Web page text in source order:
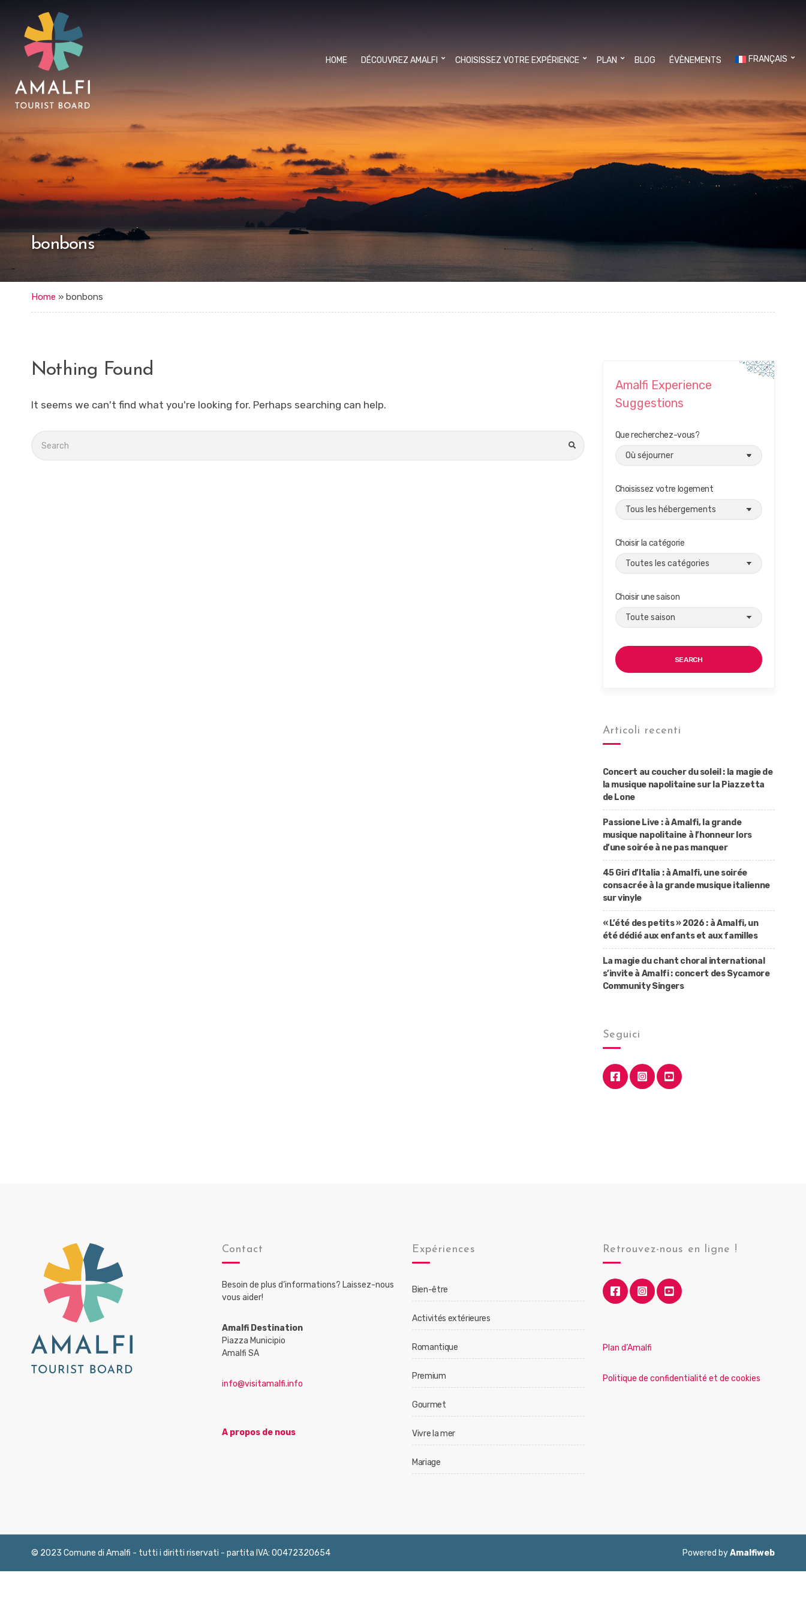
HOME DÉCOUVREZ AMALFI CHOISISSEZ VOTRE EXPÉRIENCE PLAN BLOG ÉVÈNEMENTS FRANÇAIS
bonbons
Home » bonbons
Nothing Found
It seems we can't find what you're looking for. Perhaps searching can help.
for:
Amalfi Experience
Suggestions
Que recherchez-vous?
Choisissez votre logement
Choisir la catégorie
Choisir une saison
SEARCH
Articoli recenti
Concert au coucher du soleil : la magie de
la musique napolitaine sur la Piazzetta
de Lone
Passione Live : à Amalfi, la grande
musique napolitaine à l’honneur lors
d’une soirée à ne pas manquer
45 Giri d’Italia : à Amalfi, une soirée
consacrée à la grande musique italienne
sur vinyle
« L’été des petits » 2026 : à Amalfi, un
été dédié aux enfants et aux familles
La magie du chant choral international
s’invite à Amalfi : concert des Sycamore
Community Singers
Seguici
Contact
Besoin de plus d’informations? Laissez-nous
vous aider!
Amalfi Destination
Piazza Municipio
Amalfi SA
info@visitamalfi.info
A propos de nous
Expériences
Bien-être
Activités extérieures
Romantique
Premium
Gourmet
Vivre la mer
Mariage
Retrouvez-nous en ligne !
Plan d’Amalfi
Politique de confidentialité et de cookies
© 2023 Comune di Amalfi - tutti i diritti riservati - partita IVA: 00472320654 Powered byAmalfiweb